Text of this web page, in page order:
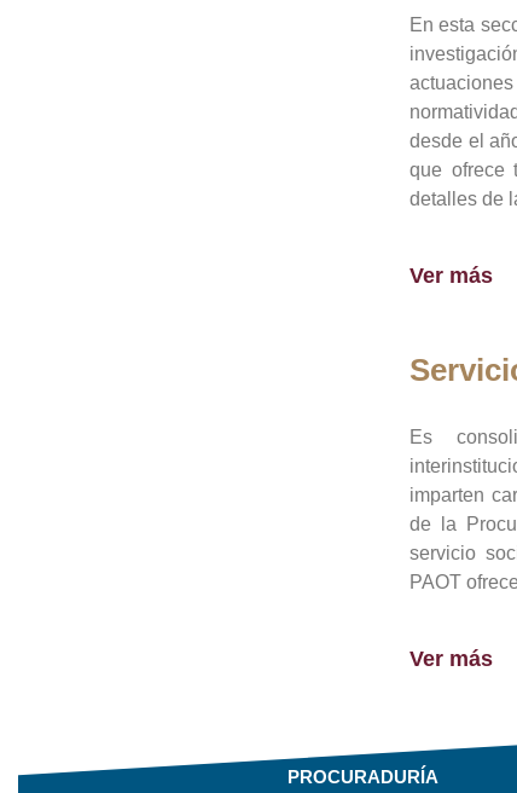
En esta
desde el
que ofrece
detalles de
Ver más
Es
imparten
de la
servicio
PAOT
Ver más
PROCURADURÍA